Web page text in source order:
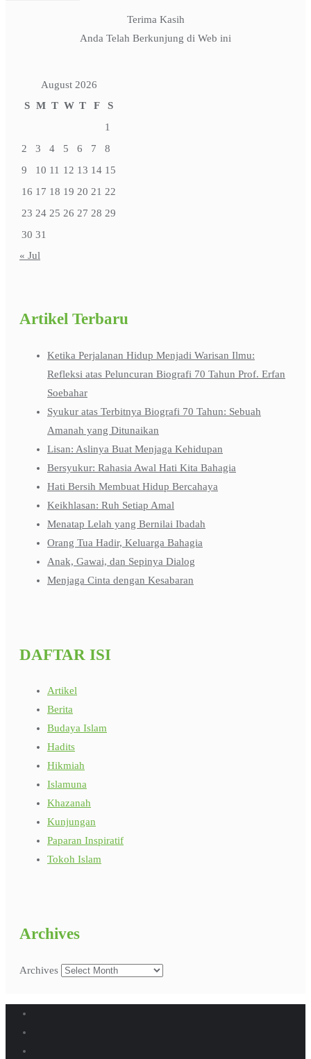
Terima Kasih
Anda Telah Berkunjung di Web ini
August 2026
S M T W T F
S
1
2
3 4 5 6 7
8
9
10 11 12 13 14 15
16 17 18 19 20 21 22
23 24 25 26 27 28 29
30 31
« Jul
Artikel Terbaru
Ketika Perjalanan Hidup Menjadi Warisan Ilmu:
Refleksi atas Peluncuran Biografi 70 Tahun Prof. Erfan
Soebahar
Syukur atas Terbitnya Biografi 70 Tahun: Sebuah
Amanah yang Ditunaikan
Lisan: Aslinya Buat Menjaga Kehidupan
Bersyukur: Rahasia Awal Hati Kita Bahagia
Hati Bersih Membuat Hidup Bercahaya
Keikhlasan: Ruh Setiap Amal
Menatap Lelah yang Bernilai Ibadah
Orang Tua Hadir, Keluarga Bahagia
Anak, Gawai, dan Sepinya Dialog
Menjaga Cinta dengan Kesabaran
DAFTAR ISI
Artikel
Berita
Budaya Islam
Hadits
Hikmiah
Islamuna
Khazanah
Kunjungan
Paparan Inspiratif
Tokoh Islam
Archives
Archives